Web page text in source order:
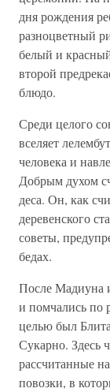
дня рождения
разноцветный
белый и
второй
блюдо.
Среди целого
вселяет
человека и
Добрым духом
деса. Он, как
деревенского
советы,
бедах.
После Мадиуна
и помчались по
целью был
Сукарно. Здесь
рассчитанные
повозки, в